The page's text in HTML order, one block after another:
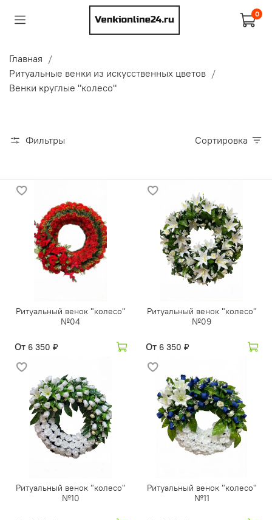
0
Главная
Ритуальные венки из искусственных цветов
Венки круглые "колесо"
Фильтры Сортировка
Ритуальный венок "колесо"
№04
От 6 350 ₽
Ритуальный венок "колесо"
№09
От 6 350 ₽
Ритуальный венок "колесо"
№10
Ритуальный венок "колесо"
№11